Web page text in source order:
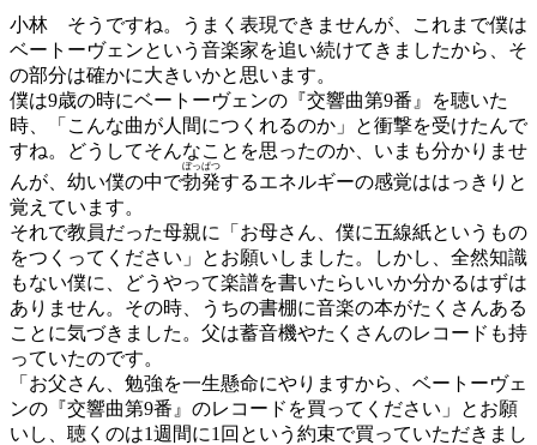
小林 そうですね。うまく表現できませんが、これまで僕は
ベートーヴェンという音楽家を追い続けてきましたから、そ
の部分は確かに大きいかと思います。
僕は9歳の時にベートーヴェンの『交響曲第9番』を聴いた
時、「こんな曲が人間につくれるのか」と衝撃を受けたんで
すね。どうしてそんなことを思ったのか、いまも分かりませ
んが、幼い僕の中で勃発
ぼっぱつ
するエネルギーの感覚ははっきりと
覚えています。
それで教員だった母親に「お母さん、僕に五線紙というもの
をつくってください」とお願いしました。しかし、全然知識
もない僕に、どうやって楽譜を書いたらいいか分かるはずは
ありません。その時、うちの書棚に音楽の本がたくさんある
ことに気づきました。父は蓄音機やたくさんのレコードも持
っていたのです。
「お父さん、勉強を一生懸命にやりますから、ベートーヴェ
ンの『交響曲第9番』のレコードを買ってください」とお願
いし、聴くのは1週間に1回という約束で買っていただきまし